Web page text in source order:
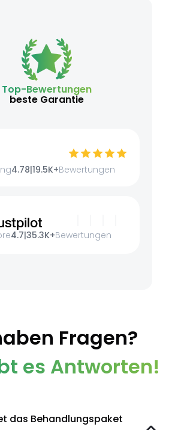
Top-Bewertungen
beste Garantie
4.78|19.5K+Bewertungen
4.7|35.3K+Bewertungen
Fragen?
es Antworten!
das Behandlungspaket